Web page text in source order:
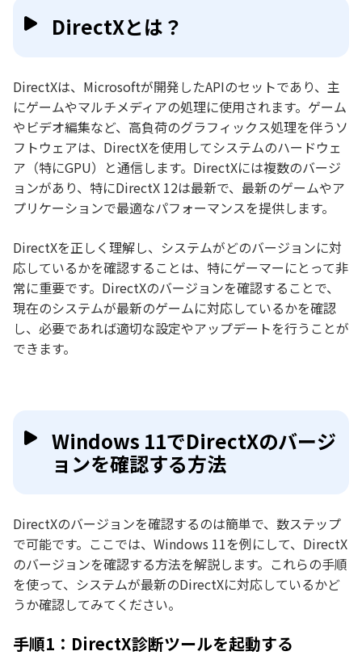
DirectXとは？
DirectXは、Microsoftが開発したAPIのセットであり、主
にゲームやマルチメディアの処理に使用されます。ゲーム
やビデオ編集など、高負荷のグラフィックス処理を伴うソ
フトウェアは、DirectXを使用してシステムのハードウェ
ア（特にGPU）と通信します。DirectXには複数のバージ
ョンがあり、特にDirectX 12は最新で、最新のゲームやア
プリケーションで最適なパフォーマンスを提供します。
DirectXを正しく理解し、システムがどのバージョンに対
応しているかを確認することは、特にゲーマーにとって非
常に重要です。DirectXのバージョンを確認することで、
現在のシステムが最新のゲームに対応しているかを確認
し、必要であれば適切な設定やアップデートを行うことが
できます。
Windows 11でDirectXのバージ
ョンを確認する方法
DirectXのバージョンを確認するのは簡単で、数ステップ
で可能です。ここでは、Windows 11を例にして、DirectX
のバージョンを確認する方法を解説します。これらの手順
を使って、システムが最新のDirectXに対応しているかど
うか確認してみてください。
手順1：DirectX診断ツールを起動する